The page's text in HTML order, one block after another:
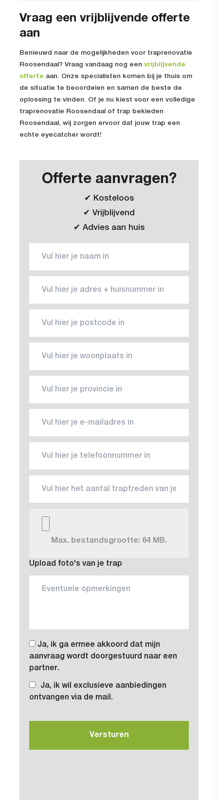
Vraag een vrijblijvende offerte
aan
Benieuwd naar de mogelijkheden voor traprenovatie
Roosendaal? Vraag vandaag nog een vrijblijvende
offerte aan. Onze specialisten komen bij je thuis om
de situatie te beoordelen en samen de beste de
oplossing te vinden. Of je nu kiest voor een volledige
traprenovatie Roosendaal of trap bekleden
Roosendaal, wij zorgen ervoor dat jouw trap een
echte eyecatcher wordt!
Offerte aanvragen?
✔ Kosteloos
✔ Vrijblijvend
✔ Advies aan huis
Max. bestandsgrootte: 64 MB.
Upload foto's van je trap
Ja, ik ga ermee akkoord dat mijn
aanvraag wordt doorgestuurd naar een
partner.
Ja, ik wil exclusieve aanbiedingen
ontvangen via de mail.